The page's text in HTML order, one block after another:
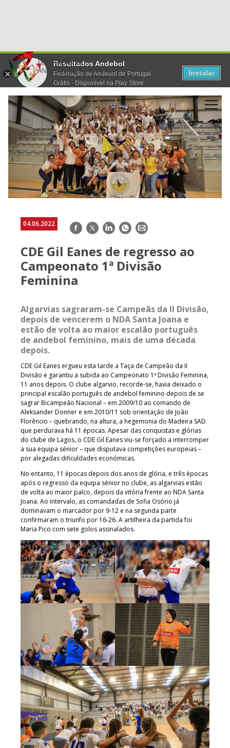
Resultados Andebol
Federação de Andebol de Portugal
Grátis - Disponivel na Play Store
Instalar
04.06.2022 Facebook
TwitterLinkedInWhatsApp
E-
CDE Gil Eanes de regresso ao
Campeonato 1ª Divisão
Feminina
Algarvias sagraram-se Campeãs da II Divisão,
depois de vencerem o NDA Santa Joana e
estão de volta ao maior escalão português
de andebol feminino, mais de uma década
depois.
CDE Gil Eanes ergueu esta tarde a Taça de Campeão da II
Divisão e garantiu a subida ao Campeonato 1ª Divisão Feminina,
11 anos depois. O clube algarvio, recorde-se, havia deixado o
principal escalão português de andebol feminino depois de se
sagrar Bicampeão Nacional – em 2009/10 ao comando de
Aleksander Donner e em 2010/11 sob orientação de João
Florêncio – quebrando, na altura, a hegemonia do Madeira SAD
que perdurava há 11 épocas. Apesar das conquistas e glórias
do clube de Lagos, o CDE Gil Eanes viu-se forçado a interromper
a sua equipa sénior – que disputava competições europeias –
por alegadas dificuldades económicas.
No entanto, 11 épocas depois dos anos de glória, e três épocas
após o regresso da equipa sénior no clube, as algarvias estão
de volta ao maior palco, depois da vitória frente ao NDA Santa
Joana. Ao intervalo, as comandadas de Sofia Osório já
dominavam o marcador por 9-12 e na segunda parte
confirmaram o triunfo por 16-26. A artilheira da partida foi
Maria Pico com sete golos assinalados.